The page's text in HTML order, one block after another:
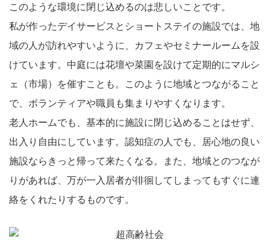
このような環境に閉じ込めるのは悲しいことです。
私が作ったデイサービスとショートステイの施設では、地
域の人が訪れやすいように、カフェやセミナールームを設
けています。中庭には花壇や菜園を設けて定期的にマルシ
ェ（市場）を催すことも。このように地域とつながること
で、ボランティアや職員も集まりやすくなります。
老人ホームでも、基本的に施設に閉じ込めることはせず、
出入り自由にしています。認知症の人でも、居心地の良い
施設ならきっと帰って来たくなる。また、地域とのつなが
りがあれば、万が一入居者が徘徊してしまってもすぐに連
絡をくれたりするものです。